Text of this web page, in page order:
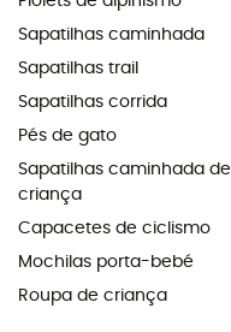
Sapatilhas caminhada
Sapatilhas trail
Sapatilhas corrida
Pés de gato
Sapatilhas caminhada de
criança
Capacetes de ciclismo
Mochilas porta-bebé
Roupa de criança